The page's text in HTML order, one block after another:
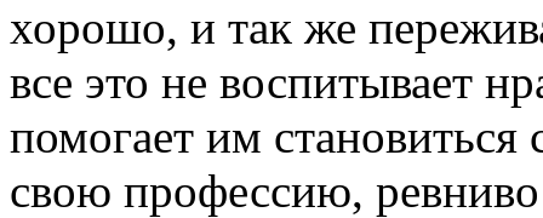
хорошо, и так же
все это не воспитывает
помогает им
свою профессию,